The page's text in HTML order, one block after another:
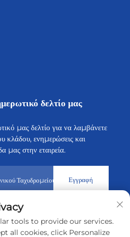
δελτίο μας
μας δελτίο για να λαμβάνετε
κλάδου, ενημερώσεις και
μας στην εταιρεία.
Εγγραφή
από την Shenzhen Tiansheng
Πολιτική Απορρήτου
tools to provide our services.
all cookies, click Personalize